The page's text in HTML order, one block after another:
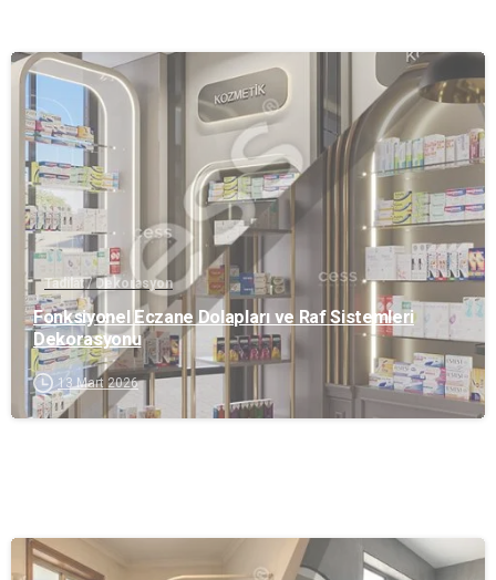
Tadilat / Dekorasyon
Fonksiyonel Eczane Dolapları ve Raf Sistemleri
Dekorasyonu
13 Mart 2026